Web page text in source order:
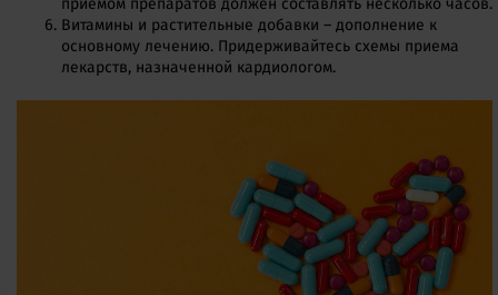
Витамины и растительные добавки – дополнение к
основному лечению. Придерживайтесь схемы приема
лекарств, назначенной кардиологом.